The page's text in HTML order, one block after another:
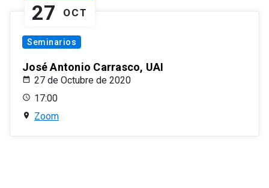
27 OCT
Seminarios
José Antonio Carrasco, UAI
27 de Octubre de 2020
17:00
Zoom